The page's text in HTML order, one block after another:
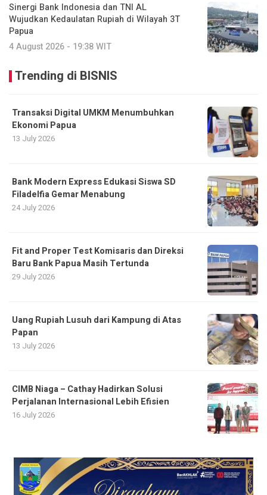
Sinergi Bank Indonesia dan TNI AL
Wujudkan Kedaulatan Rupiah di Wilayah 3T
Papua
4 August 2026 - 19:38 WIT
Trending di BISNIS
Transaksi Digital UMKM Menumbuhkan
Ekonomi Papua
13 July 2026
Bank Modern Express Edukasi Siswa SD
Filadelfia Gemar Menabung
24 July 2026
Fit and Proper Test Komisaris dan Direksi
Baru Bank Papua Masih Tertunda
29 July 2026
Uang Rupiah Lusuh dari Kampung di Atas
Papan
13 July 2026
CIMB Niaga – Cathay Hadirkan Solusi
Perjalanan Internasional Lebih Efisien
16 July 2026